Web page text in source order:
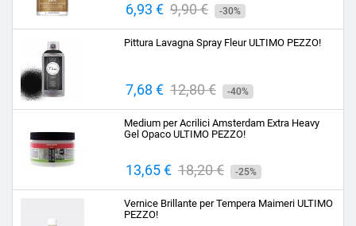
Prezzo
6,93 € Prezzo
base
9,90 € -30%
Pittura Lavagna Spray Fleur ULTIMO PEZZO!
Prezzo
7,68 € Prezzo
base
12,80 € -40%
Medium per Acrilici Amsterdam Extra Heavy
Gel Opaco ULTIMO PEZZO!
Prezzo
13,65 € Prezzo
base
18,20 € -25%
Vernice Brillante per Tempera Maimeri ULTIMO
PEZZO!